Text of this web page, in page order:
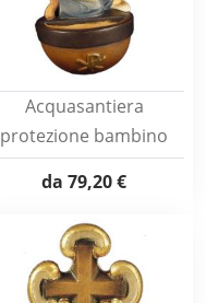
Acquasantiera
protezione bambino
da 79,20 €